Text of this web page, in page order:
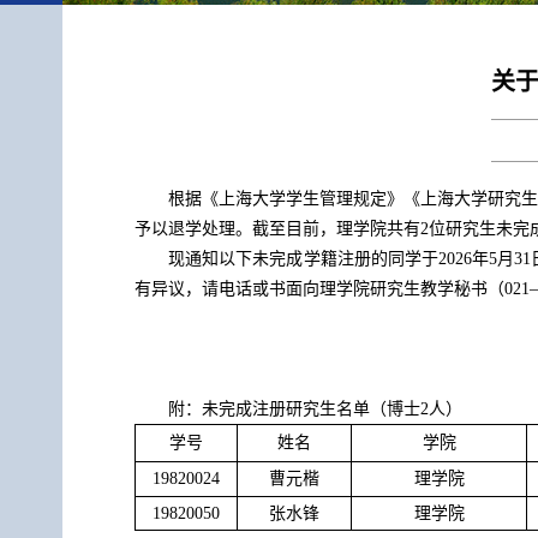
关
根据《上海大学学生管理规定》《上海大学研究
予以退学处理。截至目前，理学院共有2位研究生未完
现通知以下未完成学籍注册的同学于2026年5月
有异议，请电话或书面向理学院研究生教学秘书（
附：未完成注册研究生名单（博士2人）
学号
姓名
学院
19820024
曹元楷
理学院
19820050
张水锋 理学院